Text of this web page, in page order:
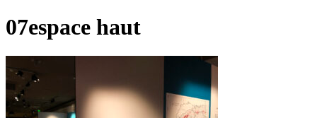
07espace haut